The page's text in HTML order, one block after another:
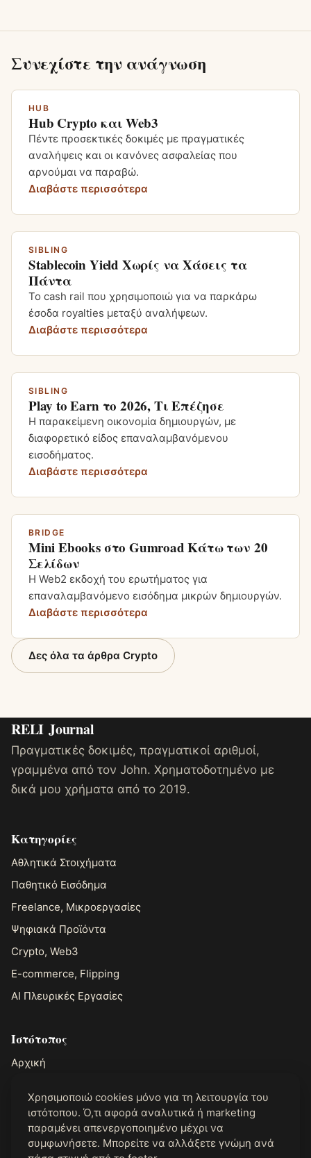
Συνεχίστε την ανάγνωση
HUB
Hub Crypto και Web3
Πέντε προσεκτικές δοκιμές με πραγματικές
αναλήψεις και οι κανόνες ασφαλείας που
αρνούμαι να παραβώ.
Διαβάστε περισσότερα
SIBLING
Stablecoin Yield Χωρίς να Χάσεις τα
Πάντα
Το cash rail που χρησιμοποιώ για να παρκάρω
έσοδα royalties μεταξύ αναλήψεων.
Διαβάστε περισσότερα
SIBLING
Play to Earn το 2026, Τι Επέζησε
Η παρακείμενη οικονομία δημιουργών, με
διαφορετικό είδος επαναλαμβανόμενου
εισοδήματος.
Διαβάστε περισσότερα
BRIDGE
Mini Ebooks στο Gumroad Κάτω των 20
Σελίδων
Η Web2 εκδοχή του ερωτήματος για
επαναλαμβανόμενο εισόδημα μικρών δημιουργών.
Διαβάστε περισσότερα
Δες όλα τα άρθρα Crypto
RELI Journal
Πραγματικές δοκιμές, πραγματικοί αριθμοί,
γραμμένα από τον John. Χρηματοδοτημένο με
δικά μου χρήματα από το 2019.
Κατηγορίες
Αθλητικά Στοιχήματα
Παθητικό Εισόδημα
Freelance, Μικροεργασίες
Ψηφιακά Προϊόντα
Crypto, Web3
E-commerce, Flipping
AI Πλευρικές Εργασίες
Ιστότοπος
Αρχική
Επικοινωνία
Νομικά
Χρησιμοποιώ cookies μόνο για τη λειτουργία του
ιστότοπου. Ό,τι αφορά αναλυτικά ή marketing
παραμένει απενεργοποιημένο μέχρι να
συμφωνήσετε. Μπορείτε να αλλάξετε γνώμη ανά